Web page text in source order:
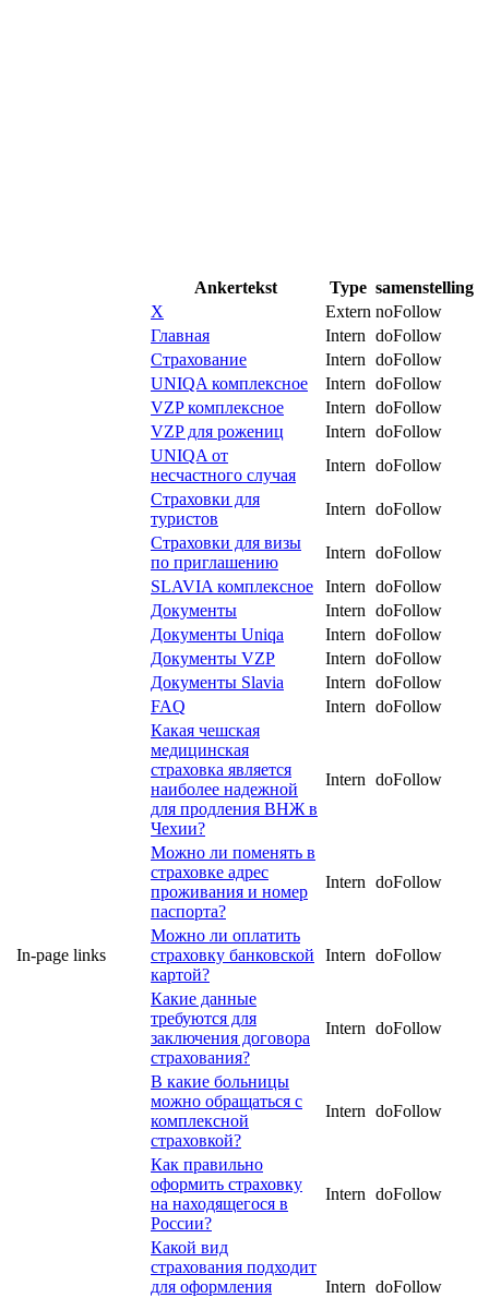
In-page links
Ankertekst Type samenstelling
X
Extern noFollow
Главная
Intern doFollow
Страхование
Intern doFollow
UNIQA комплексное
Intern doFollow
VZP комплексное
Intern doFollow
VZP для рожениц
Intern doFollow
UNIQA от
несчастного случая
Intern doFollow
Страховки для
туристов
Intern doFollow
Страховки для визы
по приглашению
Intern doFollow
SLAVIA комплексное
Intern doFollow
Документы
Intern doFollow
Документы Uniqa
Intern doFollow
Документы VZP
Intern doFollow
Документы Slavia
Intern doFollow
FAQ
Intern doFollow
Какая чешская
медицинская
страховка является
наиболее надежной
для продления ВНЖ в
Чехии?
Intern doFollow
Можно ли поменять в
страховке адрес
проживания и номер
паспорта?
Intern doFollow
Можно ли оплатить
страховку банковской
картой?
Intern doFollow
Какие данные
требуются для
заключения договора
страхования?
Intern doFollow
В какие больницы
можно обращаться с
комплексной
страховкой?
Intern doFollow
Как правильно
оформить страховку
на находящегося в
России?
Intern doFollow
Какой вид
страхования подходит
для оформления
Intern doFollow